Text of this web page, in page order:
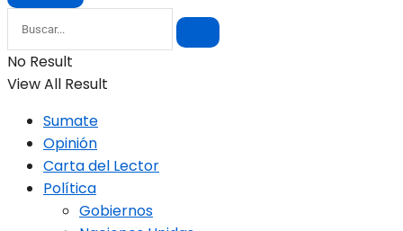
No Result
View All Result
Sumate
Opinión
Carta del Lector
Política
Gobiernos